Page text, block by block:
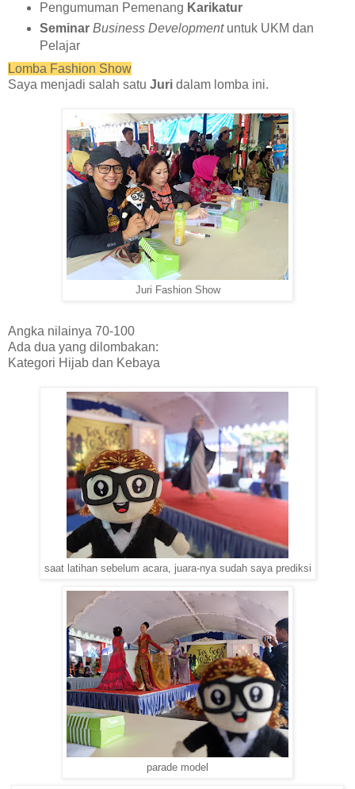
Pengumuman Pemenang Karikatur
Seminar Business Developmentuntuk UKM dan
Pelajar
Lomba Fashion Show
Saya menjadi salah satu Juri dalam lomba ini.
Juri Fashion Show
Angka nilainya 70-100
Ada dua yang dilombakan:
Kategori Hijab dan Kebaya
saat latihan sebelum acara, juara-nya sudah saya prediksi
parade model